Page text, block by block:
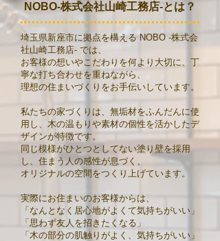
NOBO-株式会社山崎工務店-とは？
埼玉県新座市に拠点を構える NOBO -株式会
社山崎工務店- では、
お客様の想いやこだわりを何より大切に、丁
寧な打ち合わせを重ねながら、
理想の住まいづくりをお手伝いしています。
私たちの家づくりは、無垢材をふんだんに使
用し、木の温もりや素材の個性を活かしたデ
ザインが特徴です。
同じ模様がひとつとしてない塗り壁を採用
し、住まう人の感性が息づく、
オリジナルの空間をつくり上げています。
実際にお住まいのお客様からは、
「なんとなく居心地がよくて気持ちがいい」
「思わず友人を招きたくなる」
「木の部分の肌触りがよく、気持ちがいい」